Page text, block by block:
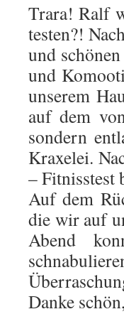
Trara! Ralf
testen?!
und
und
unserem
auf dem
sondern
Kraxelei.
– Fitnisstest
Auf dem
die wir auf
Abend
Danke